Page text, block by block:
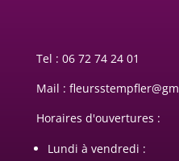
Tel : 06 72 74 24 01
Mail :
Horaires d'ouvertures :
Lundi à vendredi :